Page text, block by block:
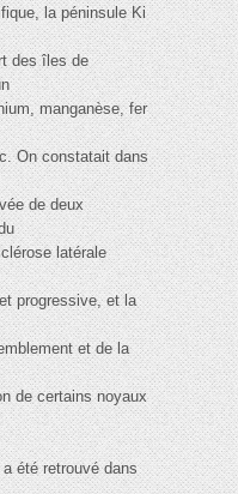
la péninsule Ki
des îles de
manganèse, fer
On constatait dans
de deux
latérale
progressive, et la
et de la
de certains noyaux
été retrouvé dans